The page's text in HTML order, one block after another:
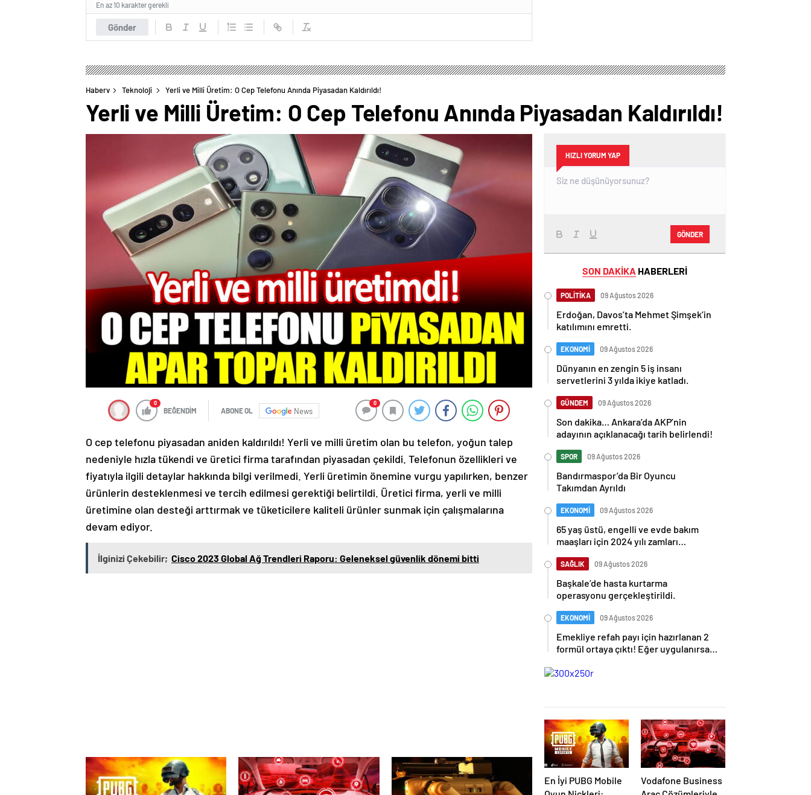
Gönder
En az 10 karakter gerekli
Haberv Teknoloji Yerli ve Milli Üretim: O Cep Telefonu Anında Piyasadan Kaldırıldı!
Yerli ve Milli Üretim: O Cep Telefonu Anında Piyasadan Kaldırıldı!
0
BEĞENDİM ABONE OL News
0
O cep telefonu piyasadan aniden kaldırıldı! Yerli ve milli üretim olan bu telefon, yoğun talep
nedeniyle hızla tükendi ve üretici firma tarafından piyasadan çekildi. Telefonun özellikleri ve
fiyatıyla ilgili detaylar hakkında bilgi verilmedi. Yerli üretimin önemine vurgu yapılırken, benzer
ürünlerin desteklenmesi ve tercih edilmesi gerektiği belirtildi. Üretici firma, yerli ve milli
üretimine olan desteği arttırmak ve tüketicilere kaliteli ürünler sunmak için çalışmalarına
devam ediyor.
İlginizi Çekebilir; Cisco 2023 Global Ağ Trendleri Raporu: Geleneksel güvenlik dönemi bitti
HIZLI YORUM YAP
GÖNDER
SON DAKİKA HABERLERİ
POLİTİKA 09 Ağustos 2026
Erdoğan, Davos’ta Mehmet Şimşek’in
katılımını emretti.
EKONOMİ 09 Ağustos 2026
Dünyanın en zengin 5 iş insanı
servetlerini 3 yılda ikiye katladı.
GÜNDEM 09 Ağustos 2026
Son dakika… Ankara’da AKP’nin
adayının açıklanacağı tarih belirlendi!
SPOR 09 Ağustos 2026
Bandırmaspor’da Bir Oyuncu
Takımdan Ayrıldı
EKONOMİ 09 Ağustos 2026
65 yaş üstü, engelli ve evde bakım
maaşları için 2024 yılı zamları
SAĞLIK 09 Ağustos 2026
Başkale’de hasta kurtarma
operasyonu gerçekleştirildi.
EKONOMİ 09 Ağustos 2026
Emekliye refah payı için hazırlanan 2
formül ortaya çıktı! Eğer uygulanırsa
En İyi PUBG Mobile
Vodafone Business